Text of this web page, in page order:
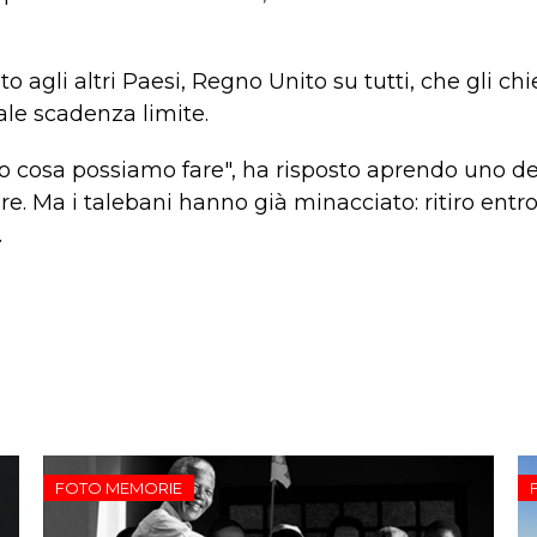
agli altri Paesi, Regno Unito su tutti, che gli
scadenza limite.
cosa possiamo fare", ha risposto aprendo uno
Ma i talebani hanno già minacciato: ritiro
FOTO MEMORIE